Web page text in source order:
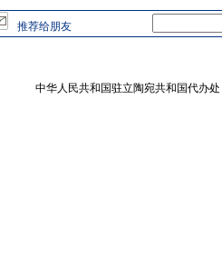
推荐给朋友
中华人民共和国驻立陶宛共和国代办处